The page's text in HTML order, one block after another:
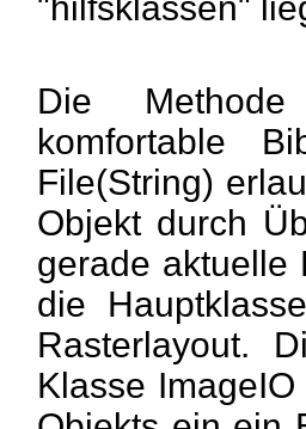
Die Methode
komfortable
File(String)
Objekt durch
gerade aktuelle
die
Rasterlayout.
Klasse